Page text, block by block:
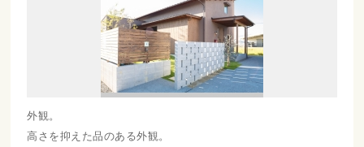
外観。
高さを抑えた品のある外観。